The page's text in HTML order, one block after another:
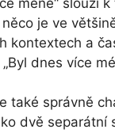
je ve
kontextech a
dnes více
také správně
dvě separátní